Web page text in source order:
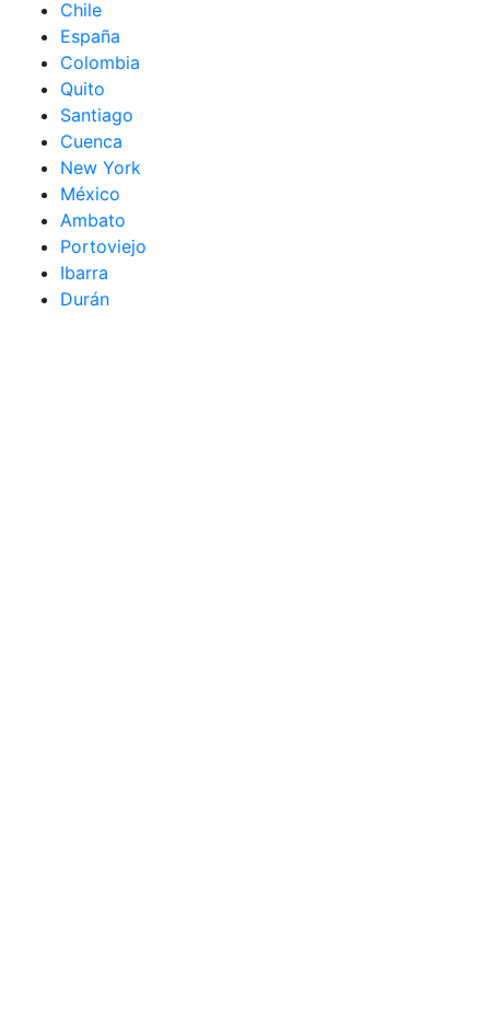
Chile
España
Colombia
Quito
Santiago
Cuenca
New York
México
Ambato
Portoviejo
Ibarra
Durán